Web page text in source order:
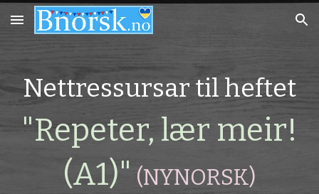
Skip to main content Skip to navigation
Nettressursar til heftet
"Repeter, lær meir!
(A1)" (NYNORSK)